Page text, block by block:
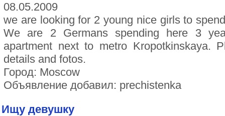
08.05.2009
we are looking for 2 young nice girls to
We are 2 Germans spending here 3
apartment next to metro Kropotkinskaya.
details and fotos.
Город: Moscow
Объявление добавил: prechistenka
Ищу девушку